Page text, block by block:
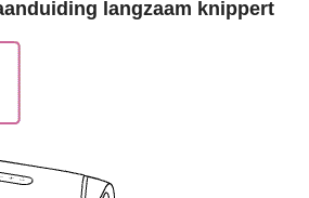
langzaam knippert